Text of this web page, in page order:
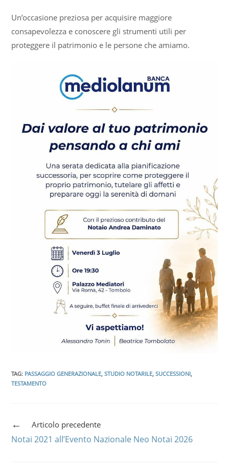
Un’occasione preziosa per acquisire maggiore
consapevolezza e conoscere gli strumenti utili per
proteggere il patrimonio e le persone che amiamo.
TAG: PASSAGGIO GENERAZIONALE, STUDIO NOTARILE, SUCCESSIONI,
TESTAMENTO
Articolo precedente
Notai 2021 all’Evento Nazionale Neo Notai 2026